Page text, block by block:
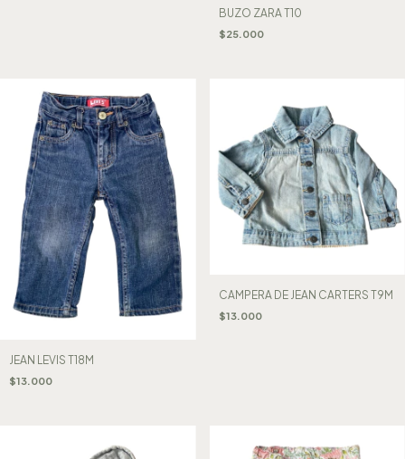
BUZO ZARA T10
$25.000
JEAN LEVIS T18M
$13.000
CAMPERA DE JEAN CARTERS T9M
$13.000